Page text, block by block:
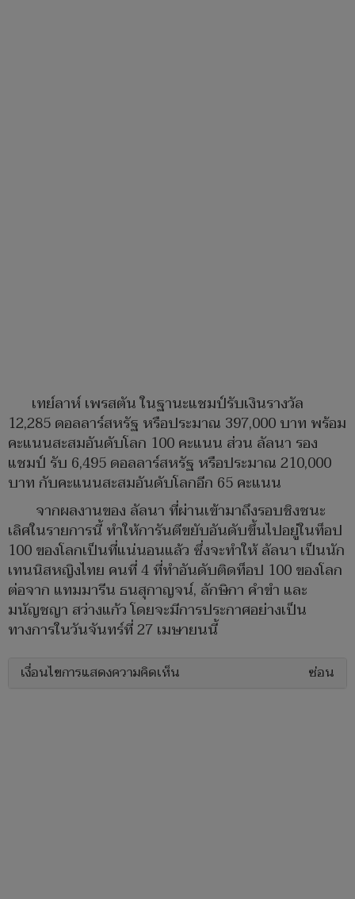
เทย์ลาห์ เพรสตัน ในฐานะแชมป์รับเงินรางวัล
12,285 ดอลลาร์สหรัฐ หรือประมาณ 397,000 บาท พร้อม
คะแนนสะสมอันดับโลก 100 คะแนน ส่วน ลัลนา รอง
แชมป์ รับ 6,495 ดอลลาร์สหรัฐ หรือประมาณ 210,000
บาท กับคะแนนสะสมอันดับโลกอีก 65 คะแนน
จากผลงานของ ลัลนา ที่ผ่านเข้ามาถึงรอบชิงชนะ
เลิศในรายการนี้ ทำให้การันตีขยับอันดับขึ้นไปอยู่ในท็อป
100 ของโลกเป็นที่แน่นอนแล้ว ซึ่งจะทำให้ ลัลนา เป็นนัก
เทนนิสหญิงไทย คนที่ 4 ที่ทำอันดับติดท็อป 100 ของโลก
ต่อจาก แทมมารีน ธนสุกาญจน์, ลักษิกา คำขำ และ
มนัญชญา สว่างแก้ว โดยจะมีการประกาศอย่างเป็น
ทางการในวันจันทร์ที่ 27 เมษายนนี้
เงื่อนไขการแสดงความคิดเห็น ซ่อน